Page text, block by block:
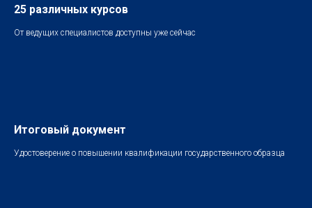
25 различных курсов
От ведущих специалистов доступны уже сейчас
Итоговый документ
Удостоверение о повышении квалификации государственного образца